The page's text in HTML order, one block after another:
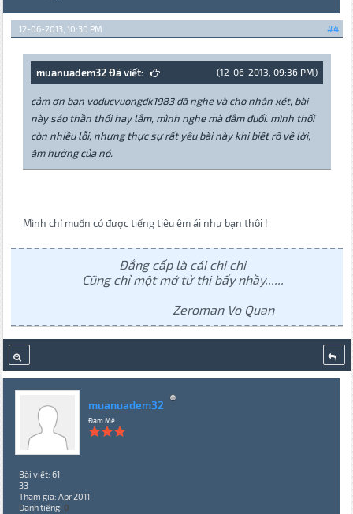
#4
12-06-2013, 10:30 PM
(12-06-2013, 09:36 PM)
muanuadem32 Đã viết:
cảm ơn bạn voducvuongdk1983 đã nghe và cho nhận xét, bài
này sáo thần thổi hay lắm, mình nghe mà đắm đuối. mình thổi
còn nhiều lỗi, nhưng thực sự rất yêu bài này khi biết rõ về lời,
âm hưởng của nó.
Mình chỉ muốn có được tiếng tiêu êm ái như bạn thôi !
Đẳng cấp là cái chi chi
Cũng chỉ một mớ tử thi bấy nhầy......
Zeroman Vo Quan
muanuadem32
Đam Mê
Bài viết: 61
33
Tham gia: Apr 2011
Danh tiếng: 0